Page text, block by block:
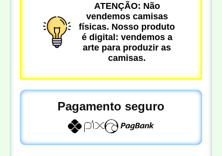
ATENÇÃO: Não
vendemos camisas
físicas. Nosso produto
é digital: vendemos a
arte para produzir as
camisas.
Pagamento seguro